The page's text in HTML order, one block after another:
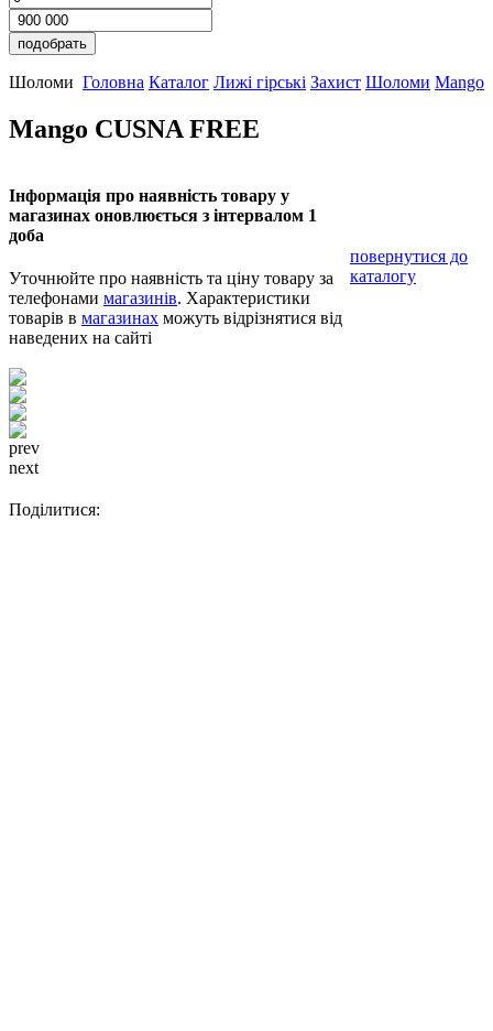
Шоломи Головна Каталог Лижі гірські Захист Шоломи Mango
Mango CUSNA FREE
Інформація про наявність товару у
магазинах оновлюється з інтервалом 1
доба
Уточнюйте про наявність та ціну товару за
телефонами магазинів. Характеристики
товарів в магазинах можуть відрізнятися від
наведених на сайті
повернутися до
каталогу
prev
next
Поділитися: